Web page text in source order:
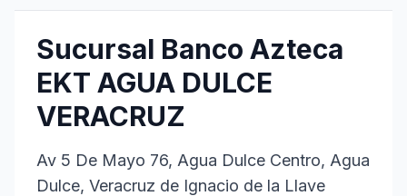
Sucursal Banco Azteca
EKT AGUA DULCE
VERACRUZ
Av 5 De Mayo 76, Agua Dulce Centro, Agua
Dulce, Veracruz de Ignacio de la Llave